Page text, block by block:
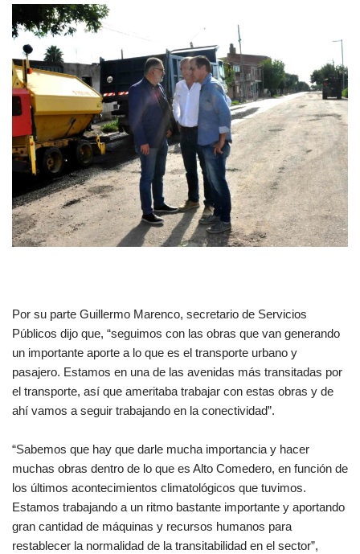
Por su parte Guillermo Marenco, secretario de Servicios
Públicos dijo que, “seguimos con las obras que van generando
un importante aporte a lo que es el transporte urbano y
pasajero. Estamos en una de las avenidas más transitadas por
el transporte, así que ameritaba trabajar con estas obras y de
ahí vamos a seguir trabajando en la conectividad”.
“Sabemos que hay que darle mucha importancia y hacer
muchas obras dentro de lo que es Alto Comedero, en función de
los últimos acontecimientos climatológicos que tuvimos.
Estamos trabajando a un ritmo bastante importante y aportando
gran cantidad de máquinas y recursos humanos para
restablecer la normalidad de la transitabilidad en el sector”,